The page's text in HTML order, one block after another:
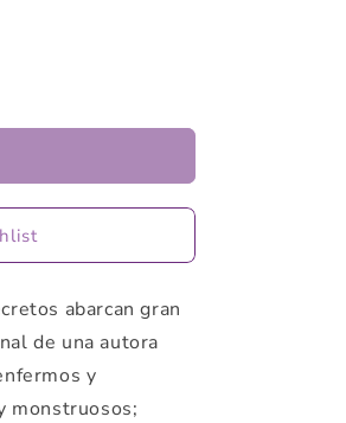
abarcan gran
de una autora
y
monstruosos;